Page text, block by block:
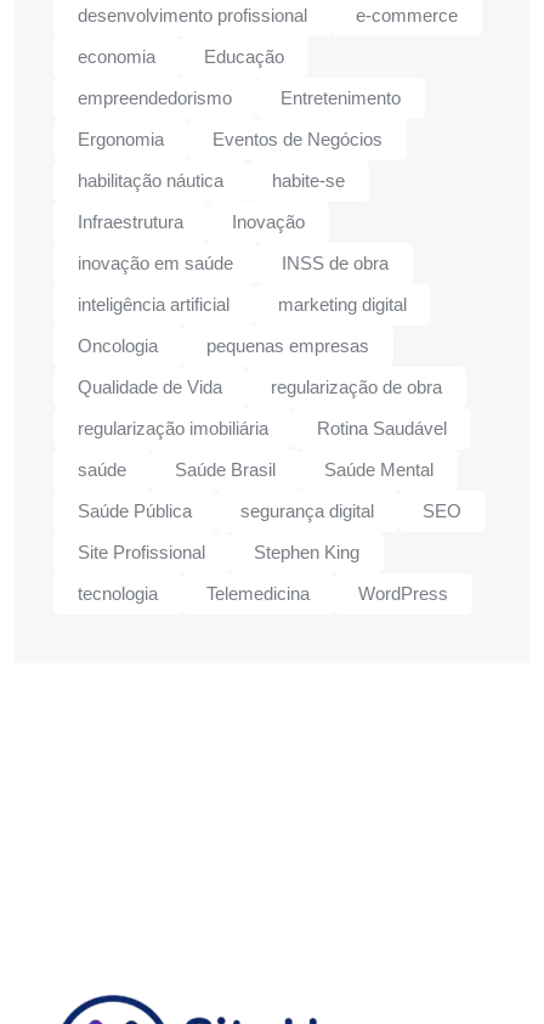
desenvolvimento profissional
e-commerce
economia
Educação
empreendedorismo
Entretenimento
Ergonomia
Eventos de Negócios
habilitação náutica
habite-se
Infraestrutura
Inovação
inovação em saúde
INSS de obra
inteligência artificial
marketing digital
Oncologia
pequenas empresas
Qualidade de Vida
regularização de obra
regularização imobiliária
Rotina Saudável
saúde
Saúde Brasil
Saúde Mental
Saúde Pública
segurança digital
SEO
Site Profissional
Stephen King
tecnologia
Telemedicina WordPress